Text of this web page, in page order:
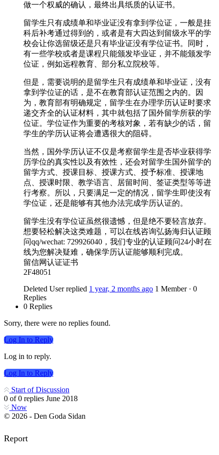
做一个权威的确认，最终出具纸质的认证书。
留学生只有成绩单和毕业证没有拿到学位证，一般是挂
科后补考通过得到的，或者是有大四达到留级水平的学
校会让你选留级还是只有毕业证没有学位证书。同时，
有一些学校或者是课程只能颁发毕业证，并不能颁发学
位证，例如远程教育、部分私立院校等。
但是，需要说明的是留学生只有成绩单和毕业证，没有
拿到学位证的话，是不在教育部认证范围之内的。因
为，教育部有明确规定，留学生在办理学历认证时要求
递交齐全的认证材料，其中就包括了国外留学所获的学
位证。学位证作为重要的考核对象，若有缺少的话，留
学生的学历认证将会遭遇很大的阻碍。
当然，国外学历认证不仅是考察留学生是否毕业获得学
历学位的真实性以及有效性，还会对留学生国外留学的
留学方式、授课目标、授课方式、授予标准、授课地
点、授课时限、教学语言、居留时间、签证类型等等进
行考察。所以，只要满足一定的情况，留学生即使没有
学位证，还是能够有其他办法完成学历认证的。
留学生没有学位证虽然很遗憾，但是绝不要轻言放弃。
想要轻松解决这类难题，可以在线咨询弘扬海归认证顾
问qq/wechat: 729926040，我们专业的认证顾问24小时在
线为您解决疑难，确保学历认证能够顺利完成。
留信网认证证书
2F48051
Deleted User replied 1 year, 2 months ago 1 Member · 0
Replies
0 Replies
Sorry, there were no replies found.
Log In to Reply
Log in to reply.
Log In to Reply
Start of Discussion
0 of0 replies June 2018
Now
© 2026 - Den Goda Sidan
Report